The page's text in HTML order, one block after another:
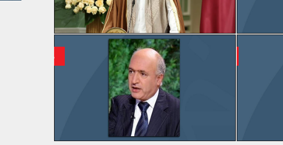
أولويّة واشنطن تحصين العودة للاتفاق النوويّ معادلة